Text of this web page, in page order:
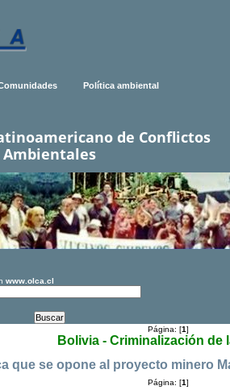
Política ambiental
de Conflictos
Ambientales
www.olca.cl
Página: [1]
Bolivia - Criminalización de
que se opone al proyecto minero
Página: [1]